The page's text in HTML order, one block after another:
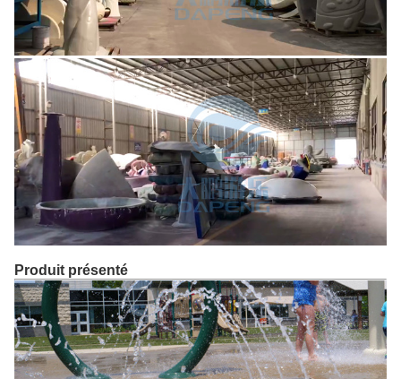
Produit présenté